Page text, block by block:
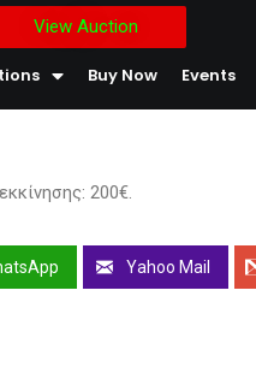
View Auction
Buy Now Events
200€.
Yahoo Mail